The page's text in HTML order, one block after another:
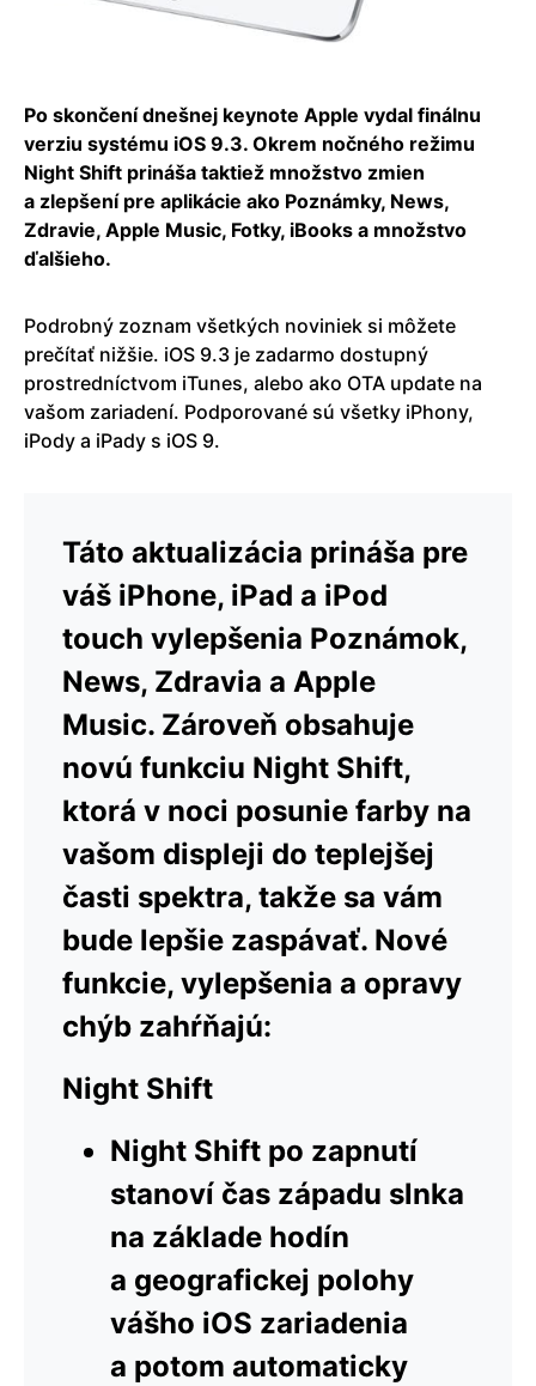
Po skončení dnešnej keynote Apple vydal finálnu
verziu systému iOS 9.3. Okrem nočného režimu
Night Shift prináša taktiež množstvo zmien
a zlepšení pre aplikácie ako Poznámky, News,
Zdravie, Apple Music, Fotky, iBooks a množstvo
ďalšieho.
Podrobný zoznam všetkých noviniek si môžete
prečítať nižšie. iOS 9.3 je zadarmo dostupný
prostredníctvom iTunes, alebo ako OTA update na
vašom zariadení. Podporované sú všetky iPhony,
iPody a iPady s iOS 9.
Táto aktualizácia prináša pre
váš iPhone, iPad a iPod
touch vylepšenia Poznámok,
News, Zdravia a Apple
Music. Zároveň obsahuje
novú funkciu Night Shift,
ktorá v noci posunie farby na
vašom displeji do teplejšej
časti spektra, takže sa vám
bude lepšie zaspávať. Nové
funkcie, vylepšenia a opravy
chýb zahŕňajú:
Night Shift
Night Shift po zapnutí
stanoví čas západu slnka
na základe hodín
a geografickej polohy
vášho iOS zariadenia
a potom automaticky